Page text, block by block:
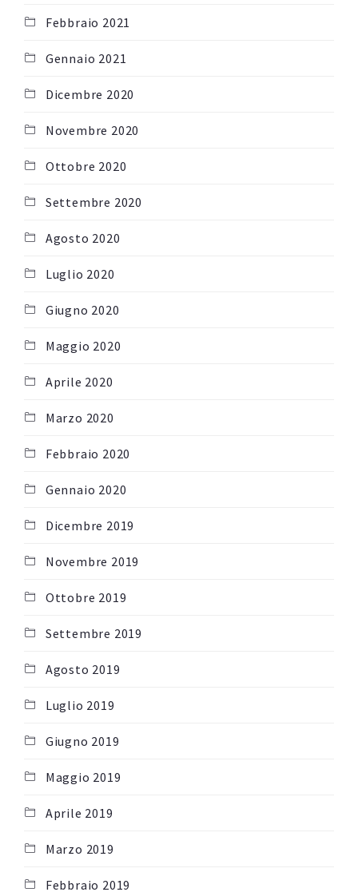
Febbraio 2021
Gennaio 2021
Dicembre 2020
Novembre 2020
Ottobre 2020
Settembre 2020
Agosto 2020
Luglio 2020
Giugno 2020
Maggio 2020
Aprile 2020
Marzo 2020
Febbraio 2020
Gennaio 2020
Dicembre 2019
Novembre 2019
Ottobre 2019
Settembre 2019
Agosto 2019
Luglio 2019
Giugno 2019
Maggio 2019
Aprile 2019
Marzo 2019
Febbraio 2019